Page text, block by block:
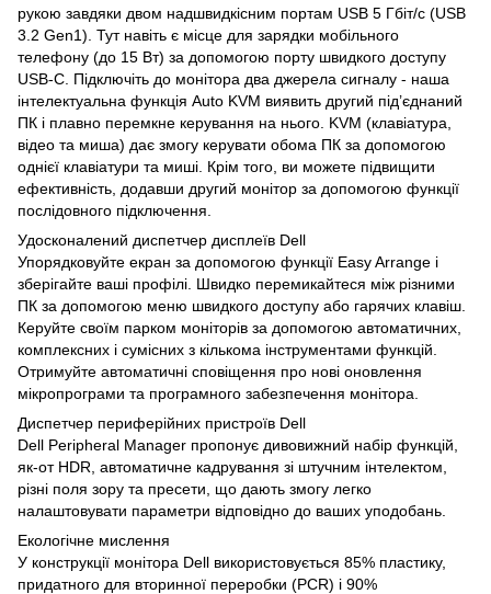
рукою завдяки двом надшвидкісним портам USB 5 Гбіт/с (USB
3.2 Gen1). Тут навіть є місце для зарядки мобільного
телефону (до 15 Вт) за допомогою порту швидкого доступу
USB-C. Підключіть до монітора два джерела сигналу - наша
інтелектуальна функція Auto KVM виявить другий під’єднаний
ПК і плавно перемкне керування на нього. KVM (клавіатура,
відео та миша) дає змогу керувати обома ПК за допомогою
однієї клавіатури та миші. Крім того, ви можете підвищити
ефективність, додавши другий монітор за допомогою функції
послідовного підключення.
Удосконалений диспетчер дисплеїв Dell
Упорядковуйте екран за допомогою функції Easy Arrange і
зберігайте ваші профілі. Швидко перемикайтеся між різними
ПК за допомогою меню швидкого доступу або гарячих клавіш.
Керуйте своїм парком моніторів за допомогою автоматичних,
комплексних і сумісних з кількома інструментами функцій.
Отримуйте автоматичні сповіщення про нові оновлення
мікропрограми та програмного забезпечення монітора.
Диспетчер периферійних пристроїв Dell
Dell Peripheral Manager пропонує дивовижний набір функцій,
як-от HDR, автоматичне кадрування зі штучним інтелектом,
різні поля зору та пресети, що дають змогу легко
налаштовувати параметри відповідно до ваших уподобань.
Екологічне мислення
У конструкції монітора Dell використовується 85% пластику,
придатного для вторинної переробки (PCR) і 90%